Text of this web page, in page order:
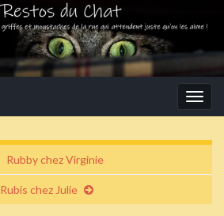
Rubby chez Virginie
Rubis chez Julie